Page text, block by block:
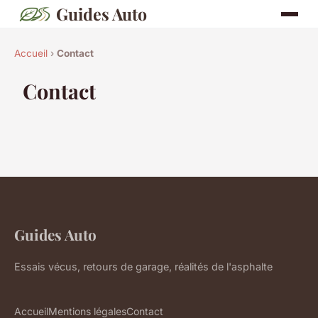
Guides Auto
Accueil › Contact
Contact
Guides Auto
Essais vécus, retours de garage, réalités de l'asphalte
AccueilMentions légalesContact